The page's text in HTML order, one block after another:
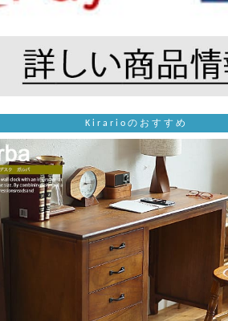
Kirarioのおすすめ